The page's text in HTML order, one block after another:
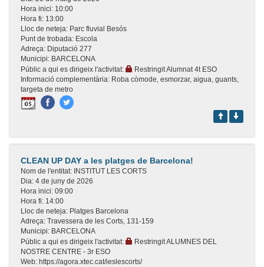
Hora inici: 10:00
Hora fi: 13:00
Lloc de neteja: Parc fluvial Besós
Punt de trobada: Escola
Adreça: Diputació 277
Municipi: BARCELONA
Públic a qui es dirigeix l'activitat:
Restringit Alumnat 4t ESO
Informació complementària: Roba còmode, esmorzar, aigua, guants,
targeta de metro
CLEAN UP DAY a les platges de Barcelona!
Nom de l'entitat: INSTITUT LES CORTS
Dia: 4 de juny de 2026
Hora inici: 09:00
Hora fi: 14:00
Lloc de neteja: Platges Barcelona
Adreça: Travessera de les Corts, 131-159
Municipi: BARCELONA
Públic a qui es dirigeix l'activitat:
Restringit ALUMNES DEL
NOSTRE CENTRE - 3r ESO
Web: https://agora.xtec.cat/ieslescorts/